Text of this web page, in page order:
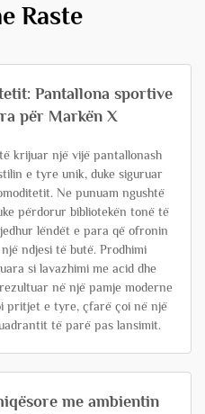
Raste
Pantallona sportive
për Markën X
krijuar një vijë pantallonash
e tyre unik, duke siguruar
Ne punuam ngushtë
përdorur bibliotekën tonë të
lëndët e para që ofronin
ndjesi të butë. Prodhimi
si lavazhimi me acid dhe
në një pamje moderne
pritjet e tyre, çfarë çoi në një
të parë pas lansimit.
me ambientin